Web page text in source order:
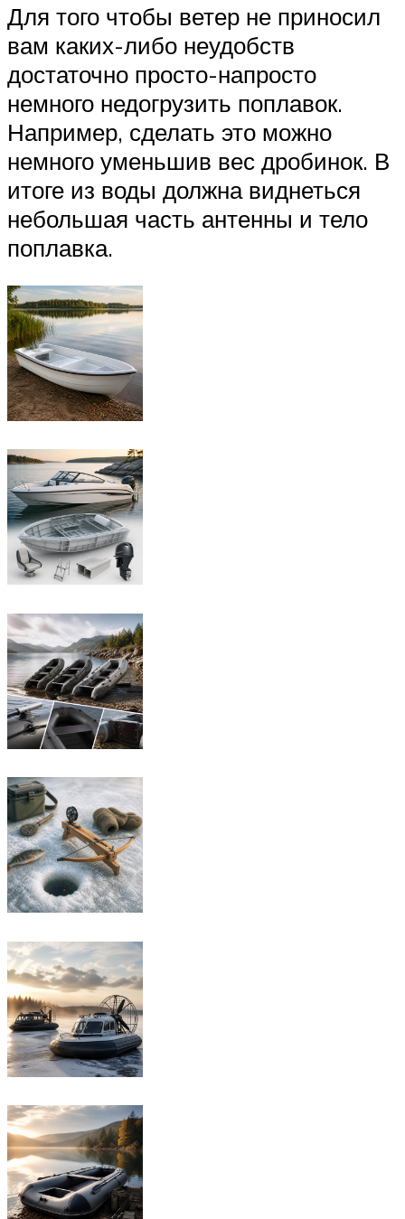
Для того чтобы ветер не приносил
вам каких-либо неудобств
достаточно просто-напросто
немного недогрузить поплавок.
Например, сделать это можно
немного уменьшив вес дробинок. В
итоге из воды должна виднеться
небольшая часть антенны и тело
поплавка.